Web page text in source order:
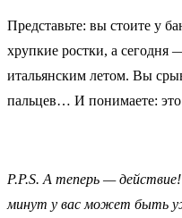
Представьте: вы стоите у
хрупкие ростки, а
итальянским летом. Вы
пальцев… И понимаете:
P.P.S. А теперь —
минут у вас может быть